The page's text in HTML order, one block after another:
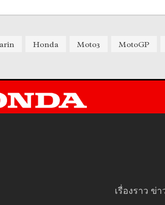
Honda Moto3 MotoGP
เรื่องราว ข่